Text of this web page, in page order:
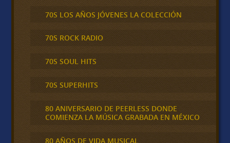
70S LOS AÑOS JÓVENES LA COLECCIÓN
70S ROCK RADIO
70S SOUL HITS
70S SUPERHITS
80 ANIVERSARIO DE PEERLESS DONDE
COMIENZA LA MÚSICA GRABADA EN MÉXICO
80 AÑOS DE VIDA MUSICAL